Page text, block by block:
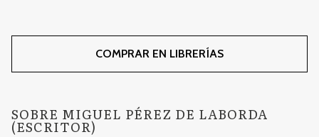
COMPRAR EN LIBRERÍAS
SOBRE MIGUEL PÉREZ DE LABORDA
(ESCRITOR)